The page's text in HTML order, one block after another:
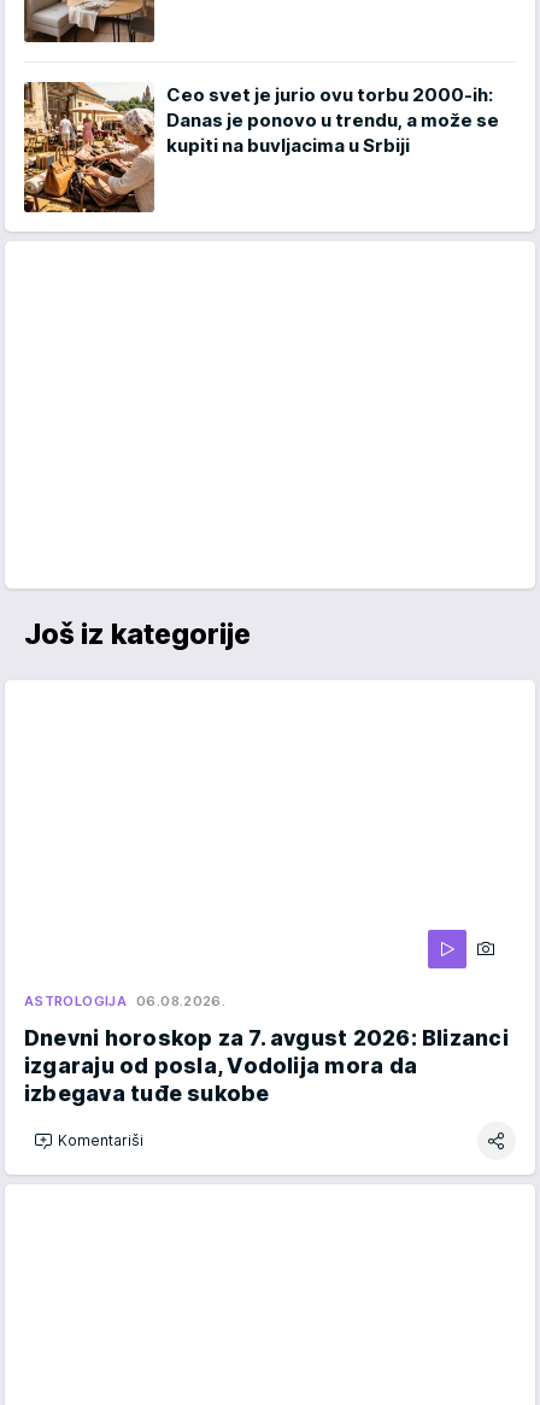
Ceo svet je jurio ovu torbu 2000-ih:
Danas je ponovo u trendu, a može se
kupiti na buvljacima u Srbiji
Još iz kategorije
ASTROLOGIJA 06.08.2026.
Dnevni horoskop za 7. avgust 2026: Blizanci
izgaraju od posla, Vodolija mora da
izbegava tuđe sukobe
Komentariši